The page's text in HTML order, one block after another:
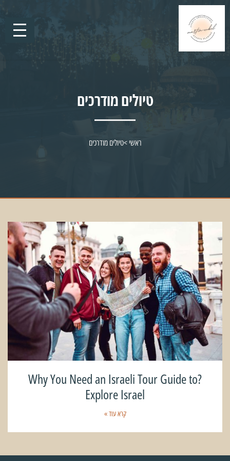
טיולים מודרכים
ראשי>טיולים מודרכים
?Why You Need an Israeli Tour Guide to
Explore Israel
קרא עוד »